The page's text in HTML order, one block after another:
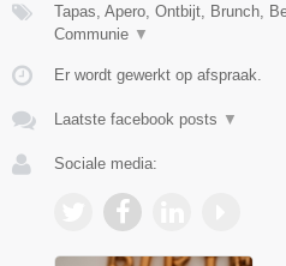
Tapas, Apero, Ontbijt, Brunch,
Communie ▼
Er wordt gewerkt op afspraak.
Laatste facebook posts ▼
Sociale media: